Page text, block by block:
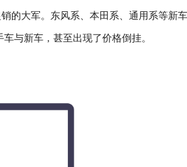
的大军。东风系、本田系、通用系等新车
与新车，甚至出现了价格倒挂。